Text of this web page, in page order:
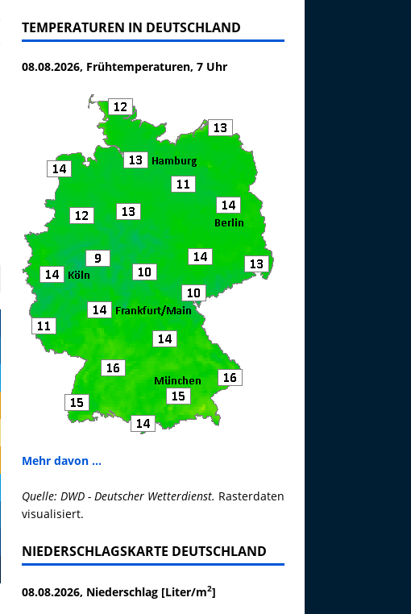
TEMPERATUREN IN DEUTSCHLAND
08.08.2026, Frühtemperaturen, 7 Uhr
Mehr davon ...
Quelle: DWD - Deutscher Wetterdienst. Rasterdaten
visualisiert.
NIEDERSCHLAGSKARTE DEUTSCHLAND
08.08.2026, Niederschlag [Liter/m2]